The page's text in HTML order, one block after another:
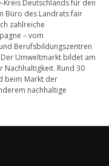
Kreis Deutschlands für den
Büro des Landrats fair
zahlreiche
– vom
Berufsbildungszentren
Umweltmarkt bildet am
Nachhaltigkeit. Rund 30
beim Markt der
nachhaltige